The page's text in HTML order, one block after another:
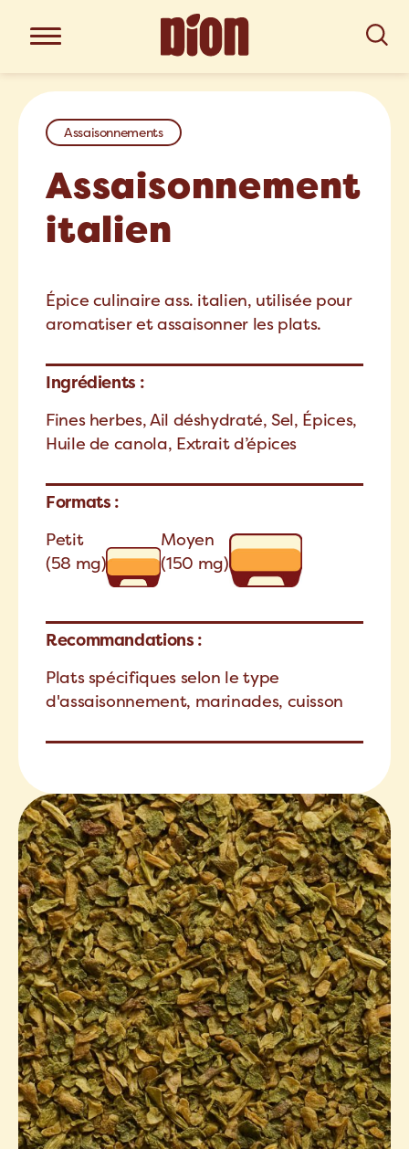
Assaisonnements
Assaisonnement
italien
Épice culinaire ass. italien, utilisée pour
aromatiser et assaisonner les plats.
Ingrédients :
Fines herbes, Ail déshydraté, Sel, Épices,
Huile de canola, Extrait d’épices
Formats :
Petit
(58 mg)
Moyen
(150 mg)
Recommandations :
Plats spécifiques selon le type
d'assaisonnement, marinades, cuisson